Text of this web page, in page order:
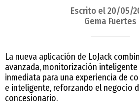
Escrito el 20/05/
Gema Fuertes
La nueva aplicación de LoJack
avanzada, monitorización
inmediata para una experiencia de
e inteligente, reforzando el negocio
concesionario.